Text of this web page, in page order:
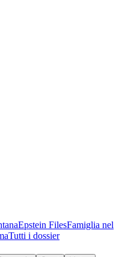
Epstein FilesFamiglia nel
Tutti i dossier